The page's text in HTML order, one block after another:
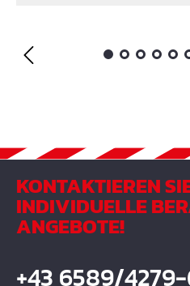
KONTAKTIEREN
INDIVIDUELLE
ANGEBOTE!
+43 6589/